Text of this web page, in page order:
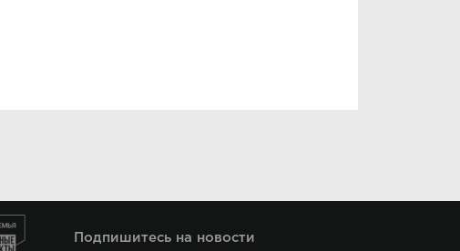
Подпишитесь на новости